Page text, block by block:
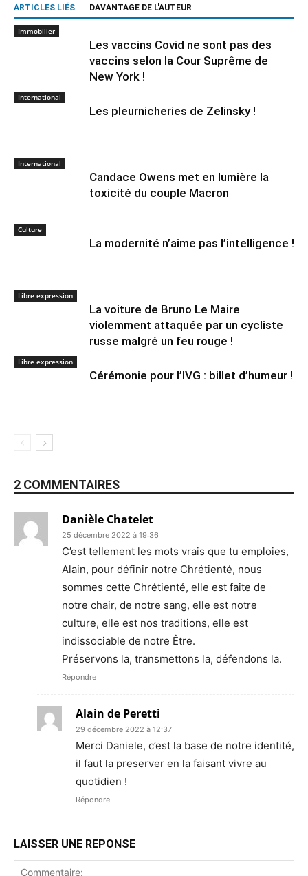
ARTICLES LIÉS DAVANTAGE DE L'AUTEUR
Immobilier
Les vaccins Covid ne sont pas des
vaccins selon la Cour Suprême de
New York !
International
Les pleurnicheries de Zelinsky !
International
Candace Owens met en lumière la
toxicité du couple Macron
Culture
La modernité n’aime pas l’intelligence !
Libre expression
La voiture de Bruno Le Maire
violemment attaquée par un cycliste
russe malgré un feu rouge !
Libre expression
Cérémonie pour l’IVG : billet d’humeur !
2 COMMENTAIRES
Danièle Chatelet
25 décembre 2022 à 19:36
C’est tellement les mots vrais que tu emploies,
Alain, pour définir notre Chrétienté, nous
sommes cette Chrétienté, elle est faite de
notre chair, de notre sang, elle est notre
culture, elle est nos traditions, elle est
indissociable de notre Être.
Préservons la, transmettons la, défendons la.
Répondre
Alain de Peretti
29 décembre 2022 à 12:37
Merci Daniele, c’est la base de notre identité,
il faut la preserver en la faisant vivre au
quotidien !
Répondre
LAISSER UNE REPONSE